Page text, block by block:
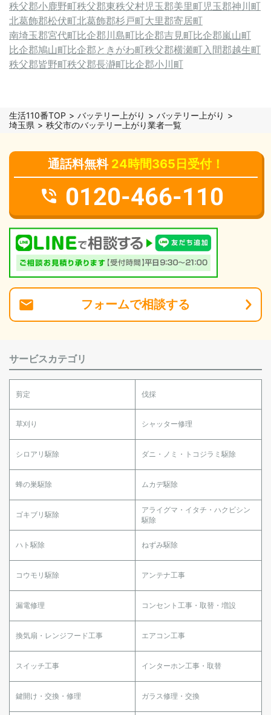
秩父郡小鹿野町秩父郡東秩父村児玉郡美里町児玉郡神川町
北葛飾郡松伏町北葛飾郡杉戸町大里郡寄居町
南埼玉郡宮代町比企郡川島町比企郡吉見町比企郡嵐山町
比企郡鳩山町比企郡ときがわ町秩父郡横瀬町入間郡越生町
秩父郡皆野町秩父郡長瀞町比企郡小川町
生活110番TOP バッテリー上がり
バッテリー上がり
埼玉県
秩父市のバッテリー上がり業者一覧
通話料無料 24時間365日受付！
0120-466-110
フォームで相談する
サービスカテゴリ
剪定 伐採
草刈り シャッター修理
シロアリ駆除 ダニ・ノミ・トコジラミ駆除
蜂の巣駆除 ムカデ駆除
ゴキブリ駆除
アライグマ・イタチ・ハクビシン
駆除
ハト駆除 ねずみ駆除
コウモリ駆除 アンテナ工事
漏電修理 コンセント工事・取替・増設
換気扇・レンジフード工事 エアコン工事
スイッチ工事 インターホン工事・取替
鍵開け・交換・修理 ガラス修理・交換